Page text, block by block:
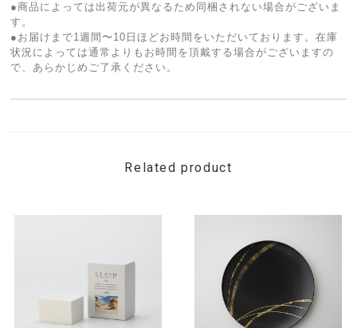
●商品によっては出荷元が異なるため同梱されない場合がございま
す。
●お届けまで1週間〜10日ほどお時間をいただいております。在庫
状況によっては通常よりもお時間を頂戴する場合がございますの
で、あらかじめご了承ください。
Related product